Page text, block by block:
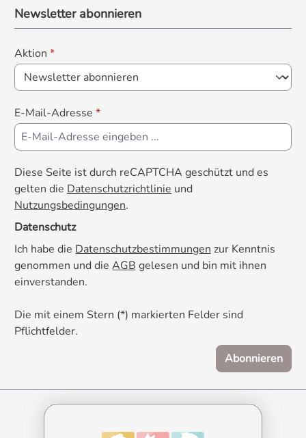
Newsletter abonnieren
Aktion *
E-Mail-Adresse *
Diese Seite ist durch reCAPTCHA geschützt und es
gelten die Datenschutzrichtlinie und
Nutzungsbedingungen.
Datenschutz
Ich habe die Datenschutzbestimmungen zur Kenntnis
genommen und die AGB gelesen und bin mit ihnen
einverstanden.
Die mit einem Stern (*) markierten Felder sind
Pflichtfelder.
Abonnieren